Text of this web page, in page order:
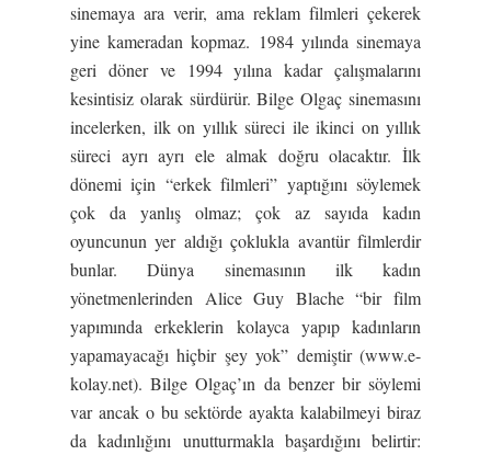
sinemaya ara verir, ama reklam filmleri çekerek
yine kameradan kopmaz. 1984 yılında sinemaya
geri döner ve 1994 yılına kadar çalışmalarını
kesintisiz olarak sürdürür. Bilge Olgaç sinemasını
incelerken, ilk on yıllık süreci ile ikinci on yıllık
süreci ayrı ayrı ele almak doğru olacaktır. İlk
dönemi için “erkek filmleri” yaptığını söylemek
çok da yanlış olmaz; çok az sayıda kadın
oyuncunun yer aldığı çoklukla avantür filmlerdir
bunlar. Dünya sinemasının ilk kadın
yönetmenlerinden Alice Guy Blache “bir film
yapımında erkeklerin kolayca yapıp kadınların
yapamayacağı hiçbir şey yok” demiştir (www.e-
kolay.net). Bilge Olgaç’ın da benzer bir söylemi
var ancak o bu sektörde ayakta kalabilmeyi biraz
da kadınlığını unutturmakla başardığını belirtir: